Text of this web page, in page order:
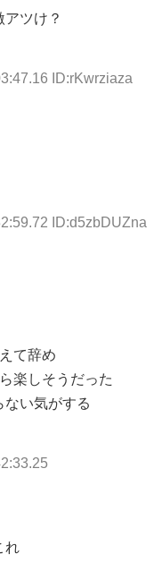
ツけ？
ID:rKwrziaza
ID:d5zbDUZna
て辞め
楽しそうだった
ない気がする
れ